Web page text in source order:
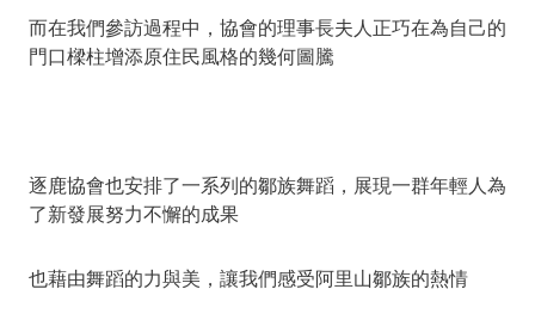
而在我們參訪過程中，協會的理事長夫人正巧在為自己的
門口樑柱增添原住民風格的幾何圖騰
逐鹿協會也安排了一系列的鄒族舞蹈，展現一群年輕人為
了新發展努力不懈的成果
也藉由舞蹈的力與美，讓我們感受阿里山鄒族的熱情